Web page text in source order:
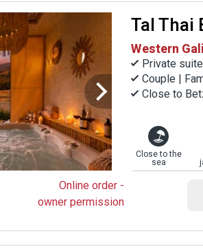
Tal Thai
Western
Private
Couple |
Close to
Close to the
sea
Online order -
owner permission